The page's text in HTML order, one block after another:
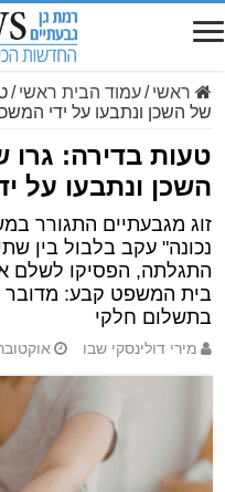
ראשי /עמוד הבית ראשי /
של השכן ונתבעו על ידי
טעות בדירה: גרו
השכן ונתבעו על
זוג מגבעתיים התגורר
נכונה" עקב בלבול בין
התגלתה, הפסיקו לשלם
בית המשפט קבע: מדובר
בתשלום חלקי
מירי דולינסקי שבו אוקטובר 27,